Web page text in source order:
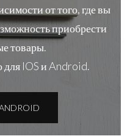
от того, где вы
приобрести
товары.
IOS и Android.